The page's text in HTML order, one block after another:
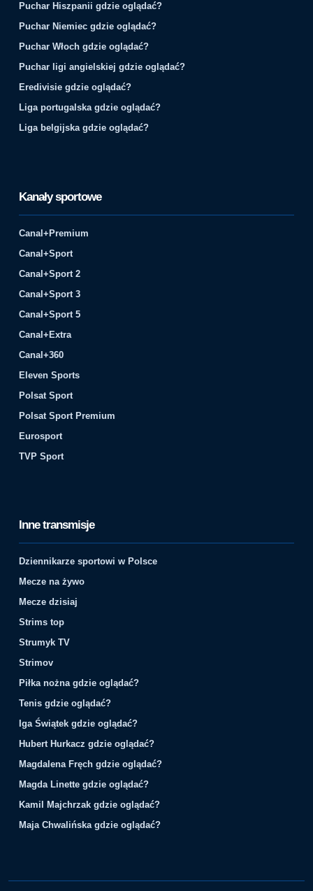
Puchar Hiszpanii gdzie oglądać?
Puchar Niemiec gdzie oglądać?
Puchar Włoch gdzie oglądać?
Puchar ligi angielskiej gdzie oglądać?
Eredivisie gdzie oglądać?
Liga portugalska gdzie oglądać?
Liga belgijska gdzie oglądać?
Kanały sportowe
Canal+Premium
Canal+Sport
Canal+Sport 2
Canal+Sport 3
Canal+Sport 5
Canal+Extra
Canal+360
Eleven Sports
Polsat Sport
Polsat Sport Premium
Eurosport
TVP Sport
Inne transmisje
Dziennikarze sportowi w Polsce
Mecze na żywo
Mecze dzisiaj
Strims top
Strumyk TV
Strimov
Piłka nożna gdzie oglądać?
Tenis gdzie oglądać?
Iga Świątek gdzie oglądać?
Hubert Hurkacz gdzie oglądać?
Magdalena Fręch gdzie oglądać?
Magda Linette gdzie oglądać?
Kamil Majchrzak gdzie oglądać?
Maja Chwalińska gdzie oglądać?